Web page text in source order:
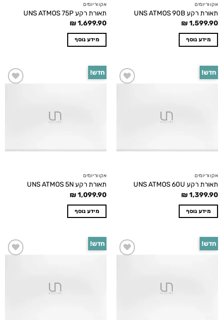
אקווריומים
תאורת רקע UNS ATMOS 90B
₪1,599.90
מידע נוסף
אקווריומים
תאורת רקע UNS ATMOS 75P
₪1,699.90
מידע נוסף
חדש!
אקווריומים
תאורת רקע UNS ATMOS 60U
₪1,399.90
מידע נוסף
חדש!
אקווריומים
תאורת רקע UNS ATMOS 5N
₪1,099.90
מידע נוסף
חדש! חדש!